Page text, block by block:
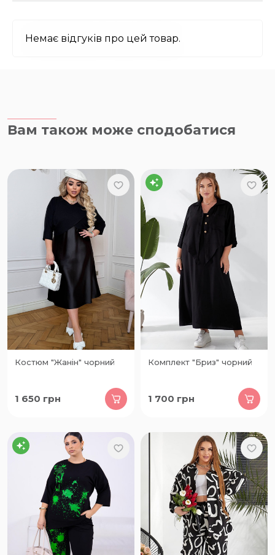
Немає відгуків про цей товар.
Вам також може сподобатися
Костюм "Жанін" чорний
1 650 грн
Комплект "Бриз" чорний
1 700 грн